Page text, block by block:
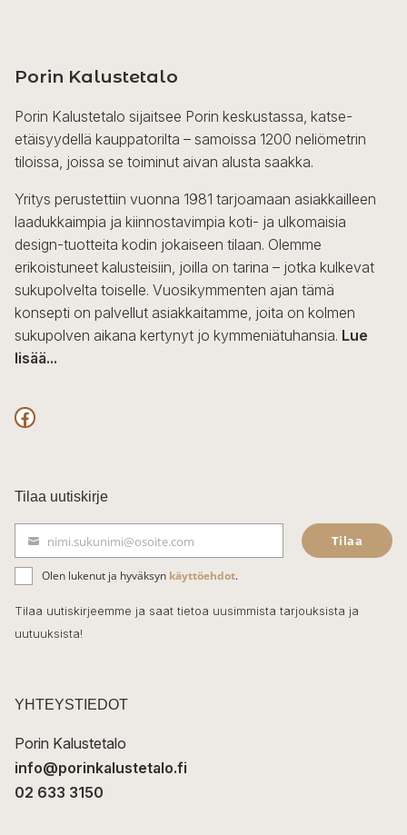
Porin Kalustetalo
Porin Kalustetalo sijaitsee Porin keskustassa, katse-
etäisyydellä kauppatorilta – samoissa 1200 neliömetrin
tiloissa, joissa se toiminut aivan alusta saakka.
Yritys perustettiin vuonna 1981 tarjoamaan asiakkailleen
laadukkaimpia ja kiinnostavimpia koti- ja ulkomaisia
design-tuotteita kodin jokaiseen tilaan. Olemme
erikoistuneet kalusteisiin, joilla on tarina – jotka kulkevat
sukupolvelta toiselle. Vuosikymmenten ajan tämä
konsepti on palvellut asiakkaitamme, joita on kolmen
sukupolven aikana kertynyt jo kymmeniätuhansia. Lue
lisää...
F
c
e
b
o
o
k
Tilaa uutiskirje
ä
h
k
t
nimi.sukunimi@osoite.com Tilaa
Olen lukenut ja hyväksyn käyttöehdot.
Tilaa uutiskirjeemme ja saat tietoa uusimmista tarjouksista ja
uutuuksista!
YHTEYSTIEDOT
Porin Kalustetalo
info@porinkalustetalo.fi
02 633 3150